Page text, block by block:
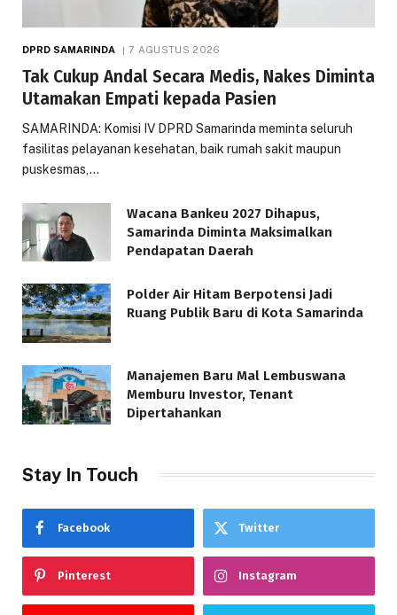
DPRD SAMARINDA 7 AGUSTUS 2026
Tak Cukup Andal Secara Medis, Nakes Diminta
Utamakan Empati kepada Pasien
SAMARINDA: Komisi IV DPRD Samarinda meminta seluruh
fasilitas pelayanan kesehatan, baik rumah sakit maupun
puskesmas,…
Wacana Bankeu 2027 Dihapus,
Samarinda Diminta Maksimalkan
Pendapatan Daerah
Polder Air Hitam Berpotensi Jadi
Ruang Publik Baru di Kota Samarinda
Manajemen Baru Mal Lembuswana
Memburu Investor, Tenant
Dipertahankan
Stay In Touch
Facebook Twitter
Pinterest Instagram